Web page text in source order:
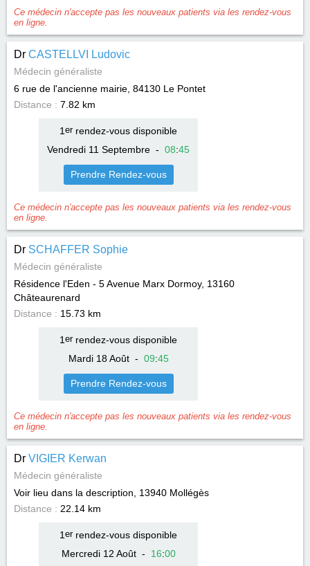
Ce médecin n'accepte pas les nouveaux patients via les rendez-vous
en ligne.
Dr CASTELLVI Ludovic
Médecin généraliste
6 rue de l'ancienne mairie, 84130 Le Pontet
Distance : 7.82 km
1 errendez-vous disponible
Vendredi 11 Septembre - 08:45
Prendre Rendez-vous
Ce médecin n'accepte pas les nouveaux patients via les rendez-vous
en ligne.
Dr SCHAFFER Sophie
Médecin généraliste
Résidence l'Eden - 5 Avenue Marx Dormoy, 13160
Châteaurenard
Distance : 15.73 km
1 errendez-vous disponible
Mardi 18 Août- 09:45
Prendre Rendez-vous
Ce médecin n'accepte pas les nouveaux patients via les rendez-vous
en ligne.
Dr VIGIER Kerwan
Médecin généraliste
Voir lieu dans la description, 13940 Mollégès
Distance : 22.14 km
1 errendez-vous disponible
Mercredi 12 Août- 16:00